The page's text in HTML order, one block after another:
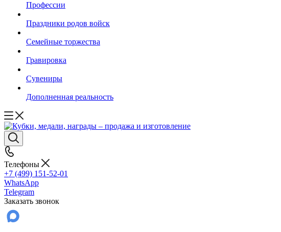
Профессии
Праздники родов войск
Семейные торжества
Гравировка
Сувениры
Дополненная реальность
Телефоны
+7 (499) 151-52-01
WhatsApp
Telegram
Заказать звонок